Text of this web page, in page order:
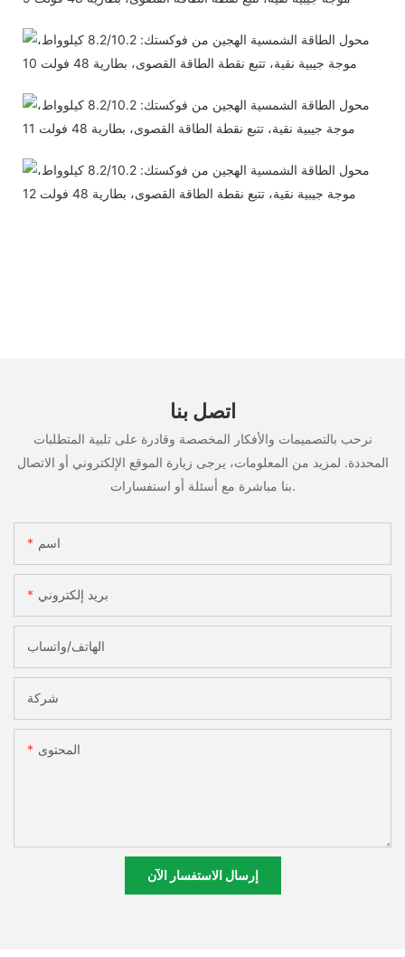
اتصل بنا
نرحب بالتصميمات والأفكار المخصصة وقادرة على تلبية المتطلبات
المحددة. لمزيد من المعلومات، يرجى زيارة الموقع الإلكتروني أو الاتصال
بنا مباشرة مع أسئلة أو استفسارات.
اسم
بريد إلكتروني
الهاتف/واتساب
شركة
المحتوى
إرسال الاستفسار الآن